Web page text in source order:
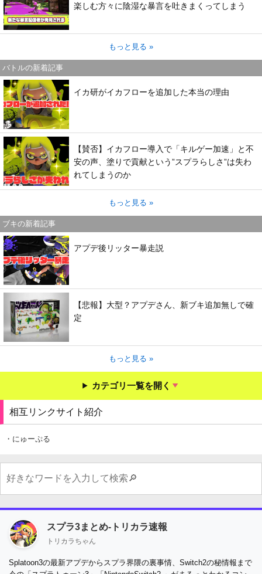
楽しむ方々に陰湿な暴言を吐きまくってしまう
もっと見る »
バトルの新着記事
イカ研がイカフローを追加した本当の理由
【賛否】イカフロー導入で「キルゲー加速」と不
安の声、塗りで貢献という”スプラらしさ”は失わ
れてしまうのか
もっと見る »
ブキの新着記事
アプデ後リッター暴走説
【悲報】大型？アプデさん、新ブキ追加無しで確
定
もっと見る »
カテゴリ一覧を開く
相互リンクサイト紹介
・にゅーぷる
スプラ3まとめ-トリカラ速報
トリカラちゃん
Splatoon3の最新アプデからスプラ界隈の裏事情、Switch2の秘情報まで